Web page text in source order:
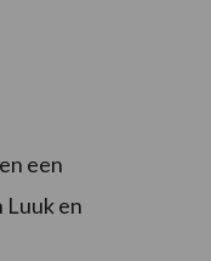
een
Luuk en